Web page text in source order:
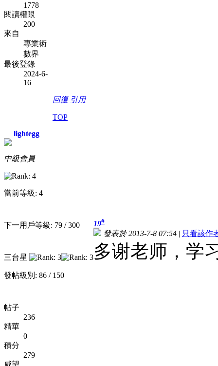
1778
閱讀權限
200
來自
專業術
數界
最後登錄
2024-6-
16
回復 引用
TOP
lightegg
中級會員
當前等級: 4
下一用戶等級: 79 / 300
三台星
發帖級別: 86 / 150
帖子
236
精華
0
積分
279
威望
19#
發表於 2013-7-8 07:54 | 只看該作
多谢老师，学